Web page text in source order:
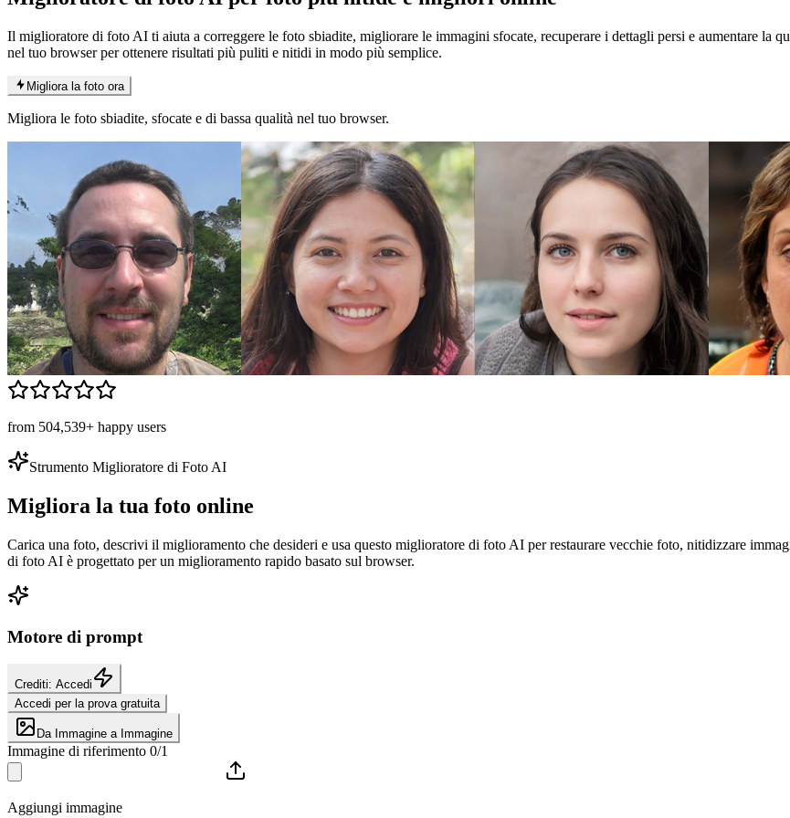
Il miglioratore di foto AI ti aiuta a correggere le foto sbiadite, migliorare le immagini sfocate, recuperare i dettagli persi e aumentare la
nel tuo browser per ottenere risultati più puliti e nitidi in modo più semplice.
Migliora la foto ora
Migliora le foto sbiadite, sfocate e di bassa qualità nel tuo browser.
from 504,539+ happy users
Strumento Miglioratore di Foto AI
Migliora la tua foto online
Carica una foto, descrivi il miglioramento che desideri e usa questo miglioratore di foto AI per restaurare vecchie foto, nitidizzare
di foto AI è progettato per un miglioramento rapido basato sul browser.
Motore di prompt
Crediti: Accedi
Accedi per la prova gratuita
Da Immagine a Immagine
Immagine di riferimento 0/1
Aggiungi immagine